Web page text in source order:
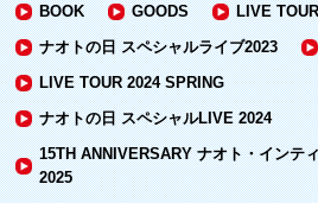
BOOK
GOODS
LIVE
ナオトの日 スペシャルライブ2023
LIVE TOUR 2024 SPRING
ナオトの日 スペシャルLIVE 2024
15TH ANNIVERSARY ナオト・インテ
2025